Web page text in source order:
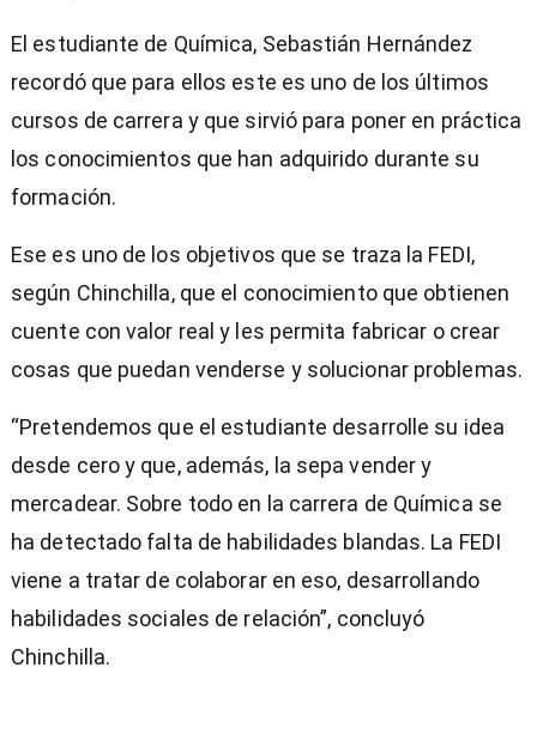
El estudiante de Química, Sebastián Hernández
recordó que para ellos este es uno de los últimos
cursos de carrera y que sirvió para poner en práctica
los conocimientos que han adquirido durante su
formación.
Ese es uno de los objetivos que se traza la FEDI,
según Chinchilla, que el conocimiento que obtienen
cuente con valor real y les permita fabricar o crear
cosas que puedan venderse y solucionar problemas.
“Pretendemos que el estudiante desarrolle su idea
desde cero y que, además, la sepa vender y
mercadear. Sobre todo en la carrera de Química se
ha detectado falta de habilidades blandas. La FEDI
viene a tratar de colaborar en eso, desarrollando
habilidades sociales de relación”, concluyó
Chinchilla.